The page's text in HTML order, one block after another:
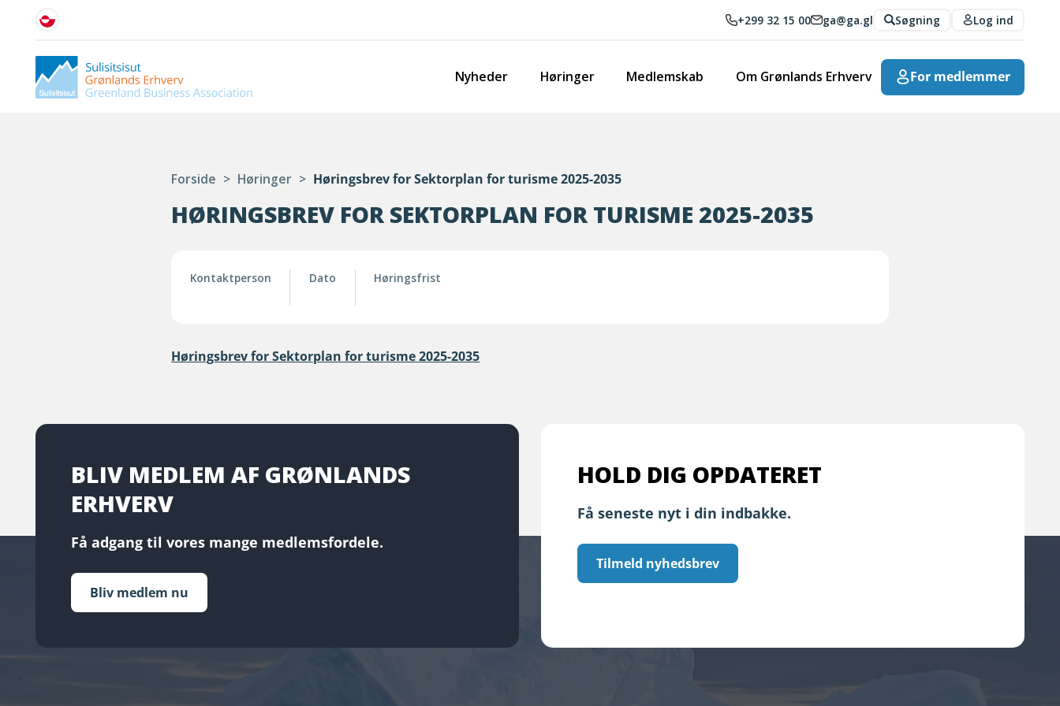
+299 32 15 00 ga@ga.gl Søgning Log ind
Nyheder Høringer Medlemskab Om Grønlands Erhverv For medlemmer
Forside > Høringer > Høringsbrev for Sektorplan for turisme 2025-2035
HØRINGSBREV FOR SEKTORPLAN FOR TURISME 2025-2035
Kontaktperson Dato Høringsfrist
Høringsbrev for Sektorplan for turisme 2025-2035
BLIV MEDLEM AF GRØNLANDS
ERHVERV
Få adgang til vores mange medlemsfordele.
Bliv medlem nu
HOLD DIG OPDATERET
Få seneste nyt i din indbakke.
Tilmeld nyhedsbrev